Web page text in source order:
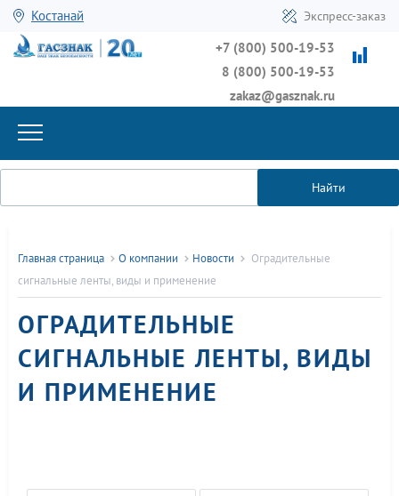
Костанай Экспресс-заказ
+7 (800) 500-19-53
8 (800) 500-19-53
zakaz@gasznak.ru
Найти
Главная страница О компании Новости
Оградительные
сигнальные ленты, виды и применение
ОГРАДИТЕЛЬНЫЕ
СИГНАЛЬНЫЕ ЛЕНТЫ, ВИДЫ
И ПРИМЕНЕНИЕ